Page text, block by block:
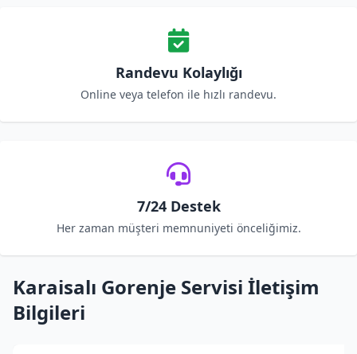
Randevu Kolaylığı
Online veya telefon ile hızlı randevu.
7/24 Destek
Her zaman müşteri memnuniyeti önceliğimiz.
Karaisalı Gorenje Servisi İletişim
Bilgileri